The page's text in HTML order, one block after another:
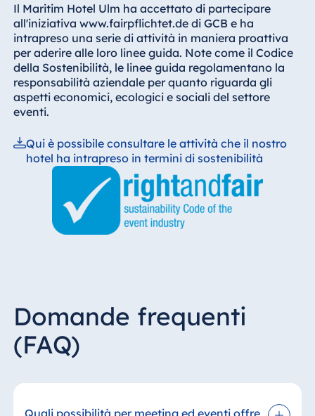
Il Maritim Hotel Ulm ha accettato di partecipare
all'iniziativa www.fairpflichtet.de di GCB e ha
intrapreso una serie di attività in maniera proattiva
per aderire alle loro linee guida. Note come il Codice
della Sostenibilità, le linee guida regolamentano la
responsabilità aziendale per quanto riguarda gli
aspetti economici, ecologici e sociali del settore
eventi.
Qui è possibile consultare le attività che il nostro
hotel ha intrapreso in termini di sostenibilità
Domande frequenti
(FAQ)
Quali possibilità per meeting ed eventi offre